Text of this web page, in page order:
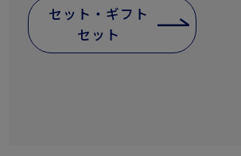
セット・ギフト
セット